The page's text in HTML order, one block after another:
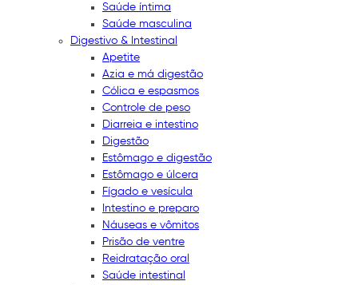
Saúde íntima
Saúde masculina
Digestivo & Intestinal
Apetite
Azia e má digestão
Cólica e espasmos
Controle de peso
Diarreia e intestino
Digestão
Estômago e digestão
Estômago e úlcera
Fígado e vesícula
Intestino e preparo
Náuseas e vômitos
Prisão de ventre
Reidratação oral
Saúde intestinal